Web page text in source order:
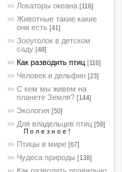
Локаторы океана [116]
Животные такие какие
они есть [41]
Зооуголок в детском
саду [48]
Как разводить птиц [116]
Человек и дельфин [23]
С кем мы живем на
планете Земля? [144]
Экология [50]
Для владельцев птиц [59]
П о л е з н о е !
Птицы в мире [67]
Чудеса природы [138]